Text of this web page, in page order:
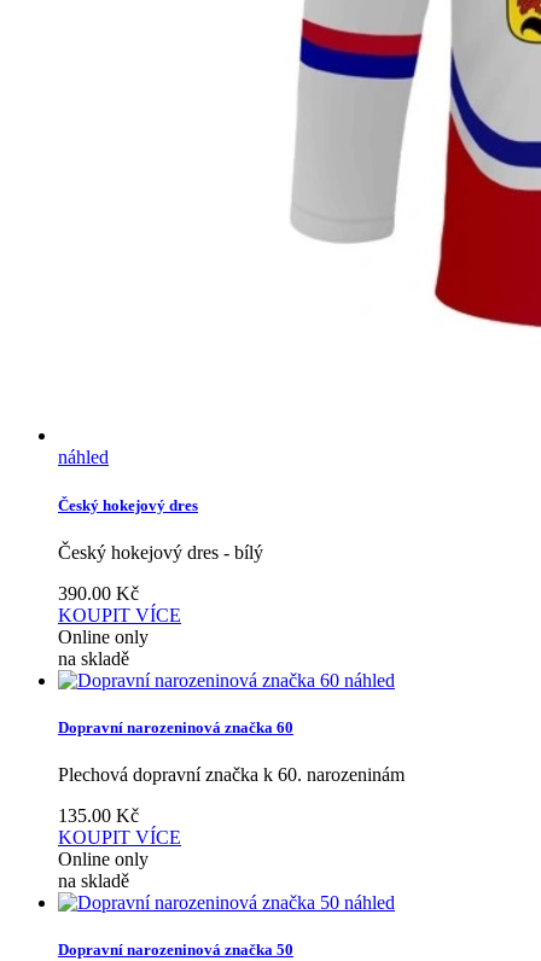
náhled
Český hokejový dres
Český hokejový dres - bílý
390.00 Kč
KOUPIT VÍCE
Online only
na skladě
náhled
Dopravní narozeninová značka 60
Plechová dopravní značka k 60. narozeninám
135.00 Kč
KOUPIT VÍCE
Online only
na skladě
náhled
Dopravní narozeninová značka 50